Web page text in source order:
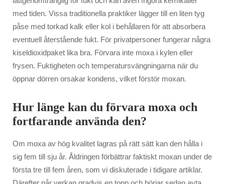
med tiden. Vissa traditionella praktiker lägger till en liten tyg
påse med torkad kalk eller kol i behållaren för att absorbera
eventuell återstående fukt. För privatpersoner fungerar några
kiseldioxidpaket lika bra. Förvara inte moxa i kylen eller
frysen. Fuktigheten och temperatursvängningarna när du
öppnar dörren orsakar kondens, vilket förstör moxan.
Hur länge kan du förvara moxa och
fortfarande använda den?
Om moxa av hög kvalitet lagras på rätt sätt kan den hålla i
sig fem till sju år. Åldringen förbättrar faktiskt moxan under de
första tre till fem åren, som vi diskuterade i tidigare artiklar.